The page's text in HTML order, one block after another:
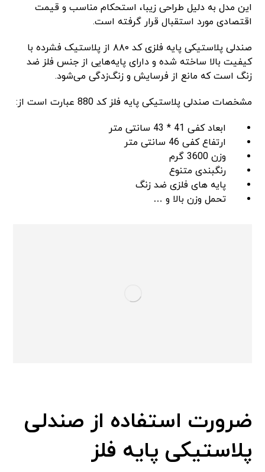
این مدل به دلیل طراحی زیبا، استحکام مناسب و قیمت
اقتصادی مورد استقبال قرار گرفته است.
صندلی پلاستیکی پایه فلزی کد ۸۸۰ از پلاستیک فشرده با
کیفیت بالا ساخته شده و دارای پایه‌هایی از جنس فلز ضد
زنگ است که مانع از فرسایش و زنگ‌زدگی می‌شود.
مشخصات صندلی پلاستیکی پایه فلز کد 880 عبارت است از:
ابعاد کفی 41 * 43 سانتی متر
ارتفاع کفی 46 سانتی متر
وزن 3600 گرم
رنگبندی متنوع
پایه های فلزی ضد زنگ
تحمل وزن بالا و …
ضرورت استفاده از صندلی
پلاستیکی پایه فلز